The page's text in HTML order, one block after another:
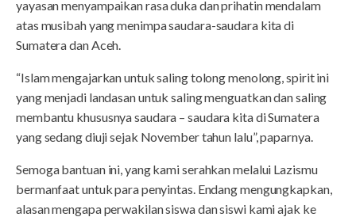
yayasan menyampaikan rasa duka dan prihatin mendalam
atas musibah yang menimpa saudara-saudara kita di
Sumatera dan Aceh.
“Islam mengajarkan untuk saling tolong menolong, spirit ini
yang menjadi landasan untuk saling menguatkan dan saling
membantu khususnya saudara – saudara kita di Sumatera
yang sedang diuji sejak November tahun lalu”, paparnya.
Semoga bantuan ini, yang kami serahkan melalui Lazismu
bermanfaat untuk para penyintas. Endang mengungkapkan,
alasan mengapa perwakilan siswa dan siswi kami ajak ke